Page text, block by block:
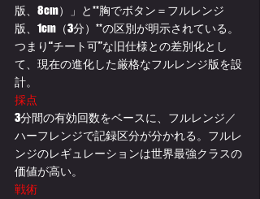
版、8cm）」と**胸でボタン＝フルレンジ
版、1cm（3分）**の区別が明示されている。
つまり“チート可”な旧仕様との差別化とし
て、現在の進化した厳格なフルレンジ版を設
計。
採点
3分間の有効回数をベースに、フルレンジ／
ハーフレンジで記録区分が分かれる。フルレ
ンジのレギュレーションは世界最強クラスの
価値が高い。
戦術